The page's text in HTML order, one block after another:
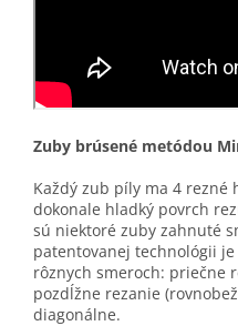
Zuby brúsené metódou
Každý zub píly ma 4 rezné
dokonale hladký povrch
sú niektoré zuby zahnuté
patentovanej technológii
rôznych smeroch: priečne
pozdĺžne rezanie
diagonálne.